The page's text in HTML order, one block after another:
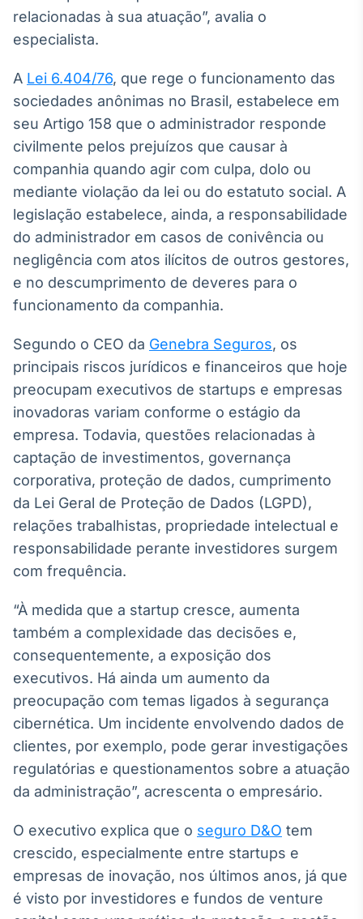
Monitoramento
inteligente de
Fundos
A melhor
plataforma para
de investimento
no Brasil
IA
Em breve
Em breve
Gestão de
Investimentos
Em breve
Em breve
Crédito
Em breve
relacionadas à sua atuação”, avalia o
especialista.
A Lei 6.404/76, que rege o funcionamento das
sociedades anônimas no Brasil, estabelece em
seu Artigo 158 que o administrador responde
civilmente pelos prejuízos que causar à
companhia quando agir com culpa, dolo ou
mediante violação da lei ou do estatuto social. A
legislação estabelece, ainda, a responsabilidade
do administrador em casos de conivência ou
negligência com atos ilícitos de outros gestores,
e no descumprimento de deveres para o
funcionamento da companhia.
Segundo o CEO da Genebra Seguros, os
principais riscos jurídicos e financeiros que hoje
preocupam executivos de startups e empresas
inovadoras variam conforme o estágio da
empresa. Todavia, questões relacionadas à
captação de investimentos, governança
corporativa, proteção de dados, cumprimento
da Lei Geral de Proteção de Dados (LGPD),
relações trabalhistas, propriedade intelectual e
responsabilidade perante investidores surgem
com frequência.
“À medida que a startup cresce, aumenta
também a complexidade das decisões e,
consequentemente, a exposição dos
executivos. Há ainda um aumento da
preocupação com temas ligados à segurança
cibernética. Um incidente envolvendo dados de
clientes, por exemplo, pode gerar investigações
regulatórias e questionamentos sobre a atuação
da administração”, acrescenta o empresário.
O executivo explica que o seguro D&O tem
crescido, especialmente entre startups e
empresas de inovação, nos últimos anos, já que
é visto por investidores e fundos de venture